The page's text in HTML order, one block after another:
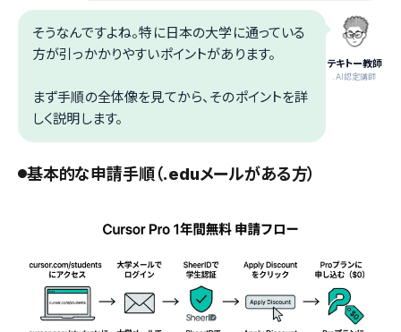
テキトー教師
.AI認定講師
そうなんですよね。特に日本の大学に通っている
方が引っかかりやすいポイントがあります。
まず手順の全体像を見てから、そのポイントを詳
しく説明します。
基本的な申請手順（.eduメールがある方）